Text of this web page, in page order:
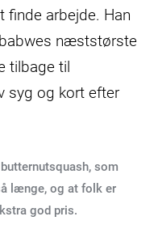
finde arbejde. Han
næststørste
tilbage til
syg og kort efter
som
længe, og at folk er
god pris.